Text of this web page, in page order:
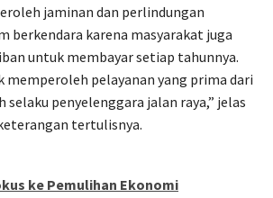
jaminan dan perlindungan
berkendara karena masyarakat juga
untuk membayar setiap tahunnya.
memperoleh pelayanan yang prima dari
selaku penyelenggara jalan raya,” jelas
tertulisnya.
ke Pemulihan Ekonomi